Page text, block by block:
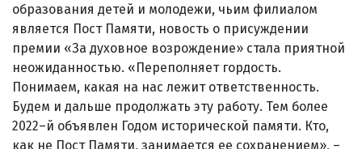
образования детей и молодежи, чьим филиалом
является Пост Памяти, новость о присуждении
премии «За духовное возрождение» стала приятной
неожиданностью. «Переполняет гордость.
Понимаем, какая на нас лежит ответственность.
Будем и дальше продолжать эту работу. Тем более
2022–й объявлен Годом исторической памяти. Кто,
как не Пост Памяти, занимается ее сохранением», –